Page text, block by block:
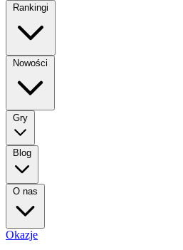
Rankingi
Nowości
Gry
Blog
O nas
Okazje